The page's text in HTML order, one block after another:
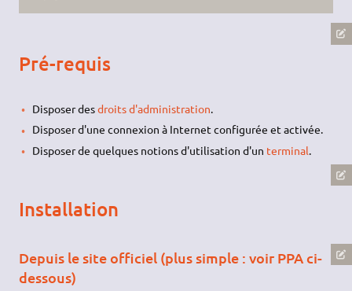
Pré-requis
Disposer desdroits d'administration.
Disposer d'une connexion à Internet configurée et activée.
Disposer de quelques notions d'utilisation d'un terminal.
Installation
Depuis le site officiel (plus simple : voir PPA ci-
dessous)